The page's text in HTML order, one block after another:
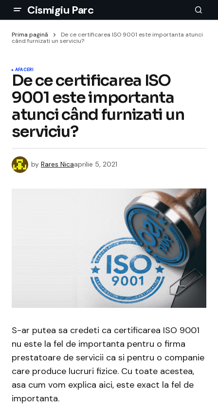
Cismigiu Parc
Prima pagină
De ce certificarea ISO 9001 este importanta atunci
când furnizati un serviciu?
AFACERI
De ce certificarea ISO
9001 este importanta
atunci când furnizati un
serviciu?
by Rares Nicaaprilie 5, 2021
S-ar putea sa credeti ca certificarea ISO 9001
nu este la fel de importanta pentru o firma
prestatoare de servicii ca si pentru o companie
care produce lucruri fizice. Cu toate acestea,
asa cum vom explica aici, este exact la fel de
importanta.